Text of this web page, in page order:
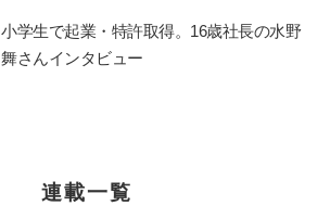
小学生で起業・特許取得。16歳社長の水野
舞さんインタビュー
連載一覧